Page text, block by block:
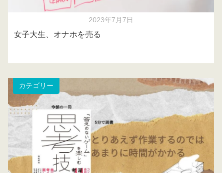
2023年7月7日
女子大生、オナホを売る
カテゴリー